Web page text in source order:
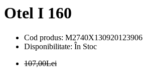
Otel I 160
Cod produs: M2740X130920123906
Disponibilitate: În Stoc
107,00Lei